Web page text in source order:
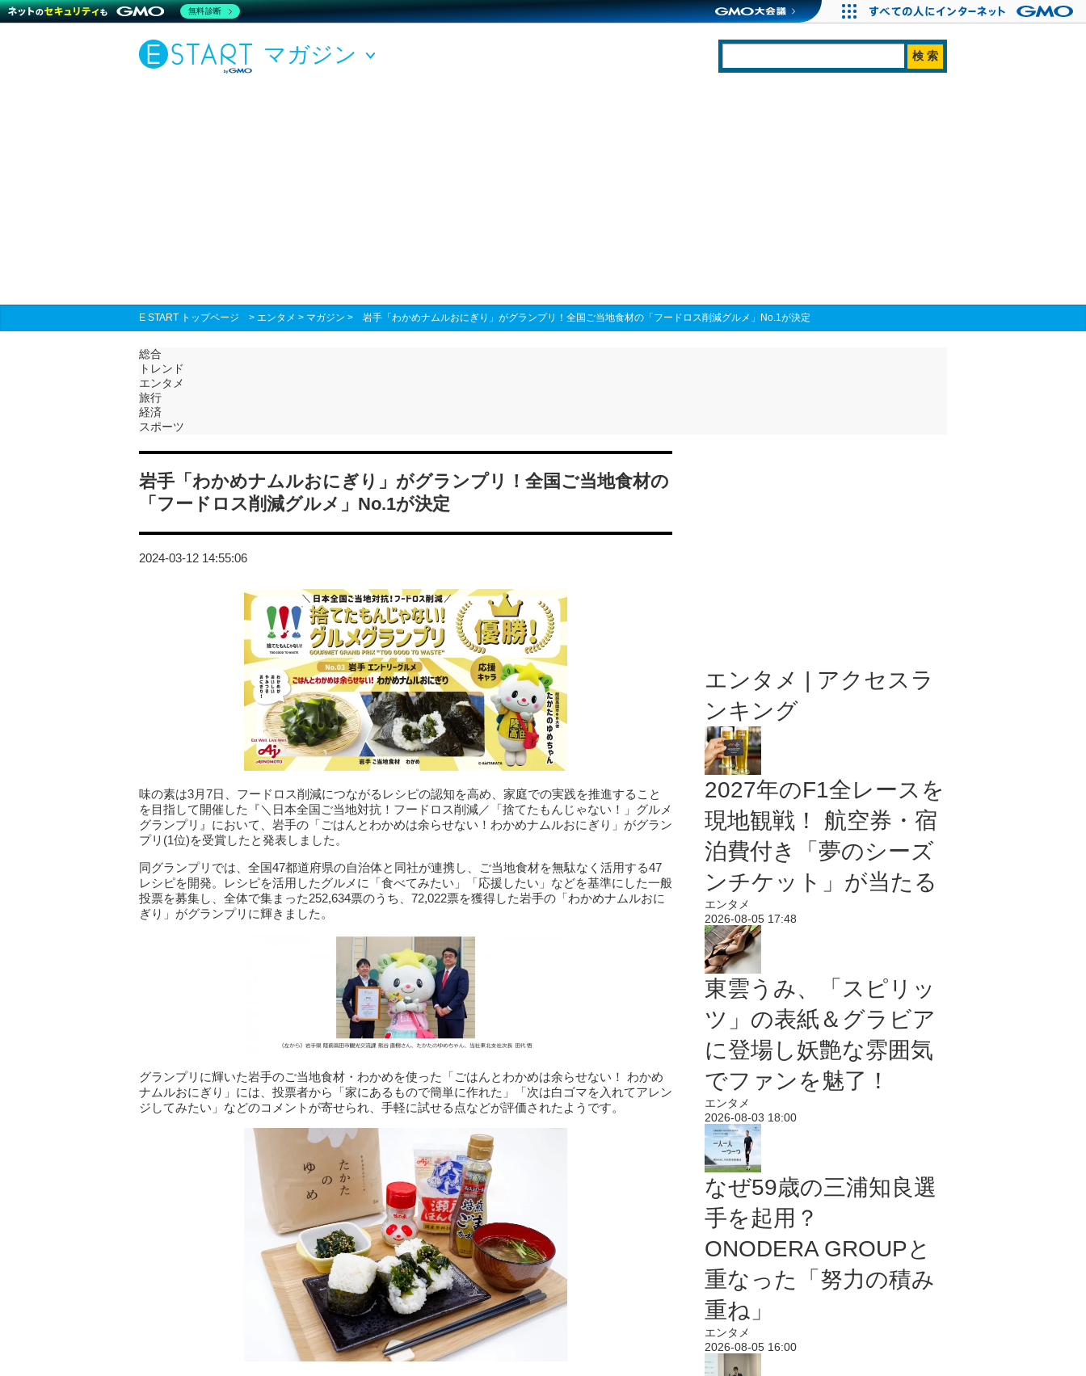
マガジン
E START トップページ > エンタメ > マガジン > 岩手「わかめナムルおにぎり」がグランプリ！全国ご当地食材の「フードロス削減グルメ」No.1が決定
総合
トレンド
エンタメ
旅行
経済
スポーツ
岩手「わかめナムルおにぎり」がグランプリ！全国ご当地食材の
「フードロス削減グルメ」No.1が決定
2024-03-12 14:55:06
味の素は3月7日、フードロス削減につながるレシピの認知を高め、家庭での実践を推進すること
を目指して開催した『＼日本全国ご当地対抗！フードロス削減／「捨てたもんじゃない！」グルメ
グランプリ』において、岩手の「ごはんとわかめは余らせない！わかめナムルおにぎり」がグラン
プリ(1位)を受賞したと発表しました。
同グランプリでは、全国47都道府県の自治体と同社が連携し、ご当地食材を無駄なく活用する47
レシピを開発。レシピを活用したグルメに「食べてみたい」「応援したい」などを基準にした一般
投票を募集し、全体で集まった252,634票のうち、72,022票を獲得した岩手の「わかめナムルおに
ぎり」がグランプリに輝きました。
グランプリに輝いた岩手のご当地食材・わかめを使った「ごはんとわかめは余らせない！ わかめ
ナムルおにぎり」には、投票者から「家にあるもので簡単に作れた」「次は白ゴマを入れてアレン
ジしてみたい」などのコメントが寄せられ、手軽に試せる点などが評価されたようです。
エンタメ | アクセスラ
ンキング
2027年のF1全レースを
現地観戦！ 航空券・宿
泊費付き「夢のシーズ
ンチケット」が当たる
エンタメ
2026-08-05 17:48
東雲うみ、「スピリッ
ツ」の表紙＆グラビア
に登場し妖艶な雰囲気
でファンを魅了！
エンタメ
2026-08-03 18:00
なぜ59歳の三浦知良選
手を起用？
ONODERA GROUPと
重なった「努力の積み
重ね」
エンタメ
2026-08-05 16:00
無料診断